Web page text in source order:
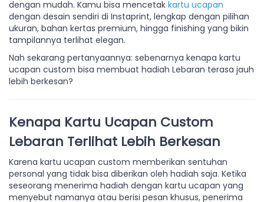
dengan mudah. Kamu bisa mencetak kartu ucapan
dengan desain sendiri di Instaprint, lengkap dengan pilihan
ukuran, bahan kertas premium, hingga finishing yang bikin
tampilannya terlihat elegan.
Nah sekarang pertanyaannya: sebenarnya kenapa kartu
ucapan custom bisa membuat hadiah Lebaran terasa jauh
lebih berkesan?
Kenapa Kartu Ucapan Custom
Lebaran Terlihat Lebih Berkesan
Karena kartu ucapan custom memberikan sentuhan
personal yang tidak bisa diberikan oleh hadiah saja. Ketika
seseorang menerima hadiah dengan kartu ucapan yang
menyebut namanya atau berisi pesan khusus, penerima